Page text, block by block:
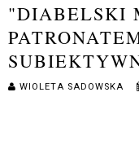
"DIABELSKI
WIOLETA SADOWSKA